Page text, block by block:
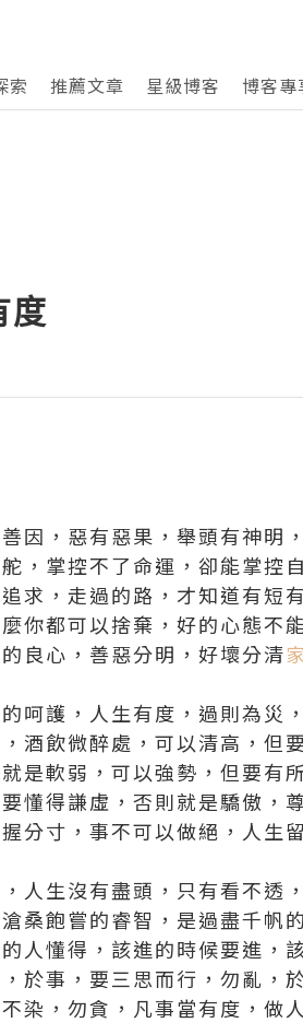
索 推薦文章 星級博客 博客專
度
因，惡有惡果，舉頭有神明
，掌控不了命運，卻能掌控
求，走過的路，才知道有短
你都可以捨棄，好的心態不
良心，善惡分明，好壞分清
呵護，人生有度，過則為災
酒飲微醉處，可以清高，但
是軟弱，可以強勢，但要有
懂得謙虛，否則就是驕傲，
分寸，事不可以做絕，人生
人生沒有盡頭，只有看不透
桑飽嘗的睿智，是過盡千帆
人懂得，該進的時候要進，
於事，要三思而行，勿亂，
染，勿貪，凡事當有度，做